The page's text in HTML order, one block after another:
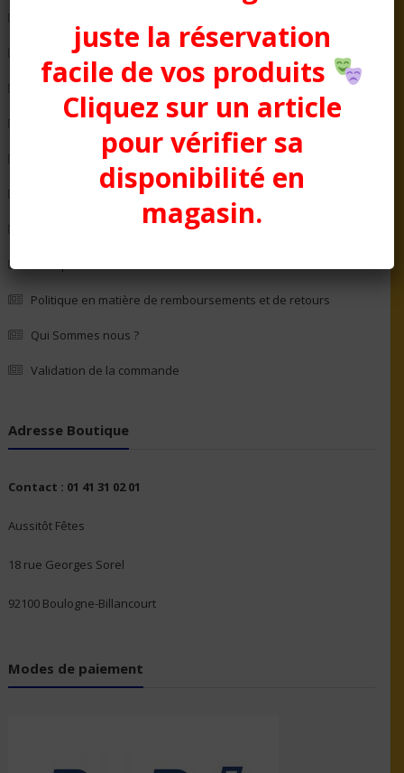
COTTON CLUB
Les Décorations
Politique en matière de remboursements et de retours
Qui Sommes nous ?
Validation de la commande
Adresse Boutique
Contact : 01 41 31 02 01
Aussitôt Fêtes
18 rue Georges Sorel
92100 Boulogne-Billancourt
Modes de paiement
juste la réservation
facile de vos produits
Cliquez sur un article
pour vérifier sa
disponibilité en
magasin.